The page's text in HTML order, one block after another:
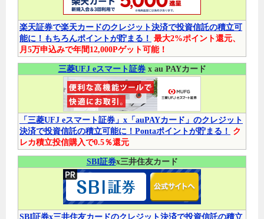
楽天証券で楽天カードのクレジット決済で投資信託の積立可
能に！もちろんポイントが貯まる！ 最大2%ポイント還元、
月5万申込みで年間12,000Pゲット可能！
三菱UFJ eスマート証券x au PAYカード
「三菱UFJ eスマート証券」x「auPAYカード」のクレジット
決済で投資信託の積立可能に！Pontaポイントが貯まる！
ク
レカ積立投信購入で0.5％還元
SBI証券x三井住友カード
SBI証券x三井住友カードのクレジット決済で投資信託の積立